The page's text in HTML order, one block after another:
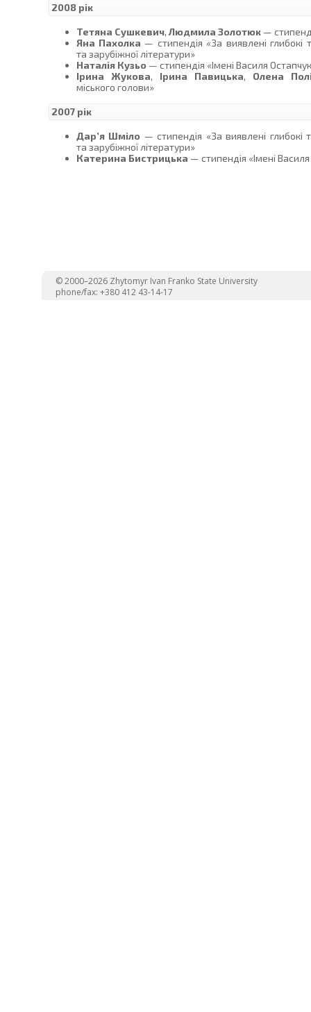
2008 рік
Тетяна Сушкевич, Людмила Золотюк—
Яна Пахолка — стипендія «За виявлені глибокі
та зарубіжної літератури»
Наталія Кузьо— стипендія «Імені Василя
Ірина Жукова, Ірина Павицька, Олена
міського голови»
2007 рік
Дар’я Шміло — стипендія «За виявлені глибокі
та зарубіжної літератури»
Катерина Бистрицька — стипендія «Імені
© 2000–2026 Zhytomyr Ivan Franko State University
phone/fax: +380 412 43-14-17